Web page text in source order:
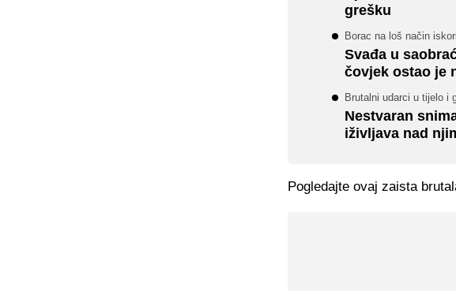
grešku
Borac na loš način
Svađa u
čovjek ostao je
Brutalni udarci u tijelo i
Nestvaran
iživljava nad
Pogledajte ovaj zaista